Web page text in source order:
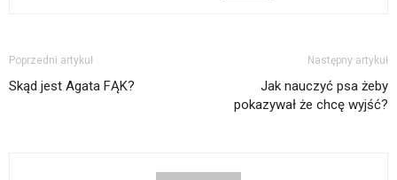
Poprzedni artykuł
Skąd jest Agata FĄK?
Następny artykuł
Jak nauczyć psa żeby
pokazywał że chcę wyjść?